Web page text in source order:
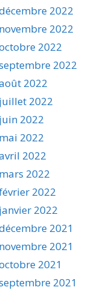
2022
novembre 2022
2022
2022
2022
juillet 2022
juin 2022
mai 2022
2022
mars 2022
2022
janvier 2022
2021
novembre 2021
2021
2021